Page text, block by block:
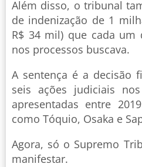
Além disso, o tribunal
de indenização de 1
R$ 34 mil) que cada um
nos processos buscava.
A sentença é a decisão
seis ações judiciais
apresentadas entre
como Tóquio, Osaka e
Agora, só o Supremo
manifestar.